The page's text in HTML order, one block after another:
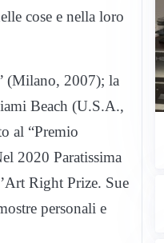
cose e nella loro
(Milano, 2007); la
Beach (U.S.A.,
al “Premio
2020 Paratissima
Right Prize. Sue
personali e